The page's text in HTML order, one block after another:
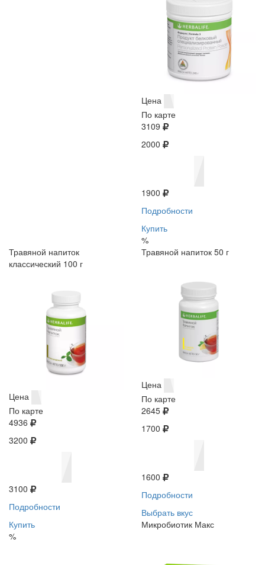
Цена
По карте
3109
2000
1900
Подробности
Купить
%
Травяной напиток
классический 100 г
Цена
По карте
4936
3200
3100
Подробности
Купить
%
Травяной напиток 50 г
Цена
По карте
2645
1700
1600
Подробности
Выбрать вкус
Микробиотик Макс